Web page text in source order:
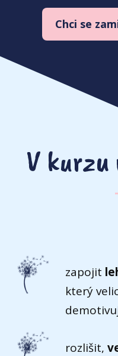
Chci se
V kurzu
zapojit
který
rozlišit,